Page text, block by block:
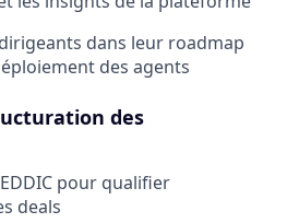
dans leur roadmap
des agents
des
pour qualifier
deals